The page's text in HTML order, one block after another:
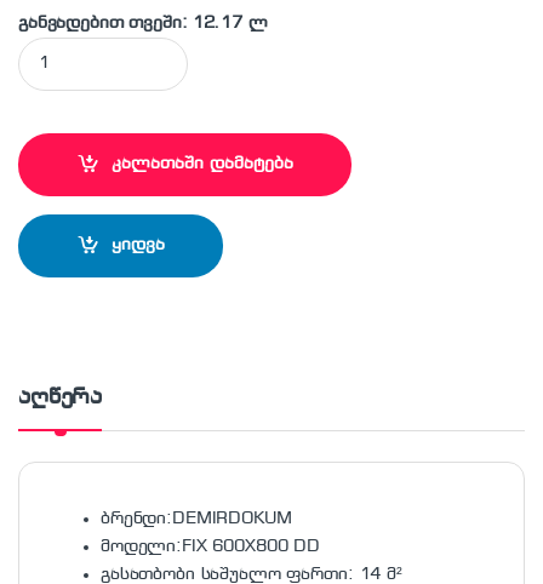
განვადებით თვეში: 12.17 ლ
ფოლადის პანელური რადიატორი DEMIRDOKUM FIX
კალათაში დამატება
ყიდვა
აღწერა
ბრენდი:DEMIRDOKUM
მოდელი:FIX 600X800 DD
გასათბობი საშუალო ფართი: 14 მ²